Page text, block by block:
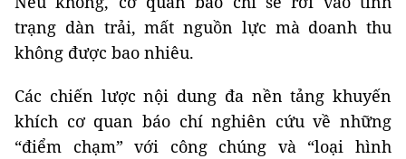
trạng dàn trải, mất nguồn lực mà doanh thu
không được bao nhiêu.
Các chiến lược nội dung đa nền tảng khuyến
khích cơ quan báo chí nghiên cứu về những
“điểm chạm” với công chúng và “loại hình